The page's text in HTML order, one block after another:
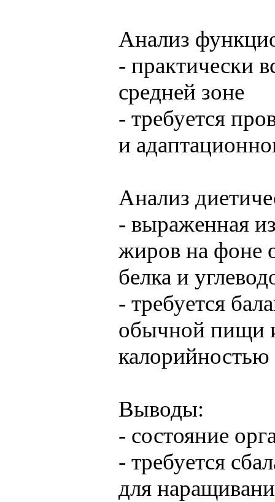
Анализ
- практически
средней зоне
- требуется
и
Анализ
- выраженная
жиров на фоне
белка и
- требуется
обычной пищи
калорийностью
Выводы:
- состояние
- требуется
для